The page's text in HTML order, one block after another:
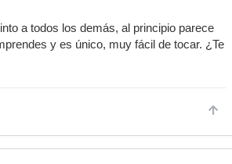
a todos los demás, al principio parece
y es único, muy fácil de tocar. ¿Te